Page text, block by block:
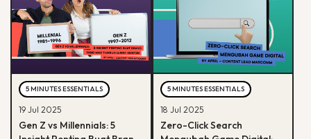
5 MINUTES ESSENTIALS
19 Jul 2025
Gen Z vs Millennials: 5
5 MINUTES ESSENTIALS
18 Jul 2025
Zero-Click Search